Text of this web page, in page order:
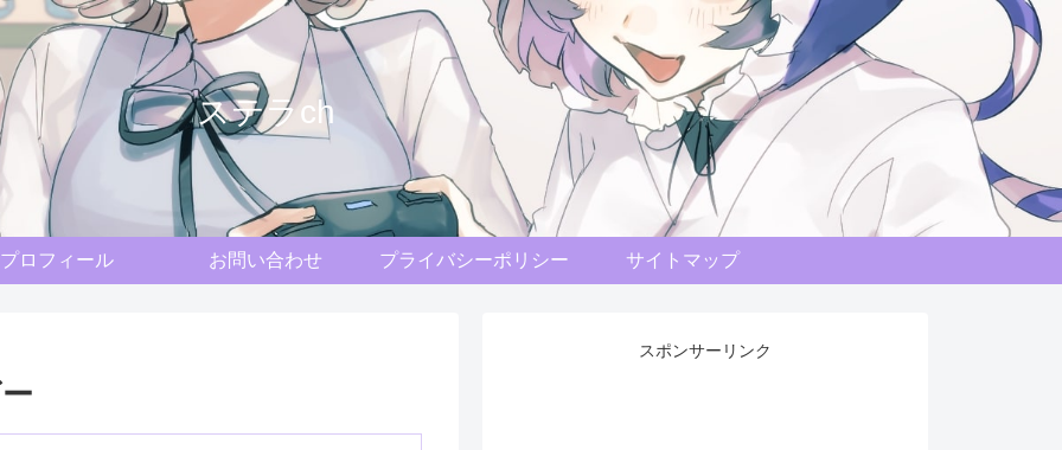
ステラch
プロフィール お問い合わせ プライバシーポリシー サイトマップ
スポンサーリンク